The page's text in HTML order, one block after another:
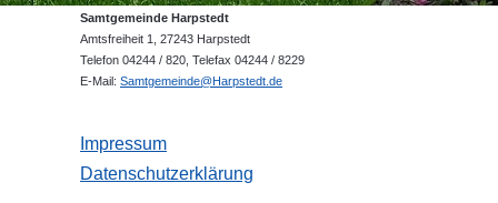
Samtgemeinde Harpstedt
Amtsfreiheit 1, 27243 Harpstedt
Telefon 04244 / 820, Telefax 04244 / 8229
E-Mail: Samtgemeinde@Harpstedt.de
Impressum
Datenschutzerklärung